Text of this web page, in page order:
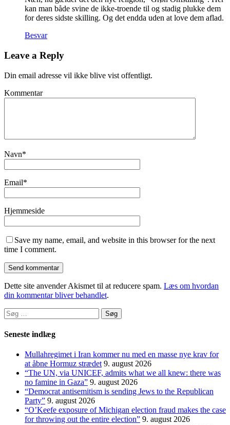
kan man både svine de ikke-troende til og stadig plukke dem
for deres sidste skilling. Og det endda uden at love dem aflad.
Besvar
Leave a Reply
Din email adresse vil ikke blive vist offentligt.
Kommentar
Navn*
Email*
Hjemmeside
Save my name, email, and website in this browser for the next
time I comment.
Dette site anvender Akismet til at reducere spam. Læs om hvordan
din kommentar bliver behandlet.
Søg
efter:
Seneste indlæg
Mullahregimet i Iran kommer nu med en masse nye krav for
at åbne Hormuz strædet 9. august 2026
“The UN, via UNICEF, admits what we all knew: there was
no famine in Gaza” 9. august 2026
“Democrat antisemitism is sending Jews to the Republican
Party” 9. august 2026
“O’Keefe exposure of Michigan election fraud makes the case
for throwing out the entire election” 9. august 2026